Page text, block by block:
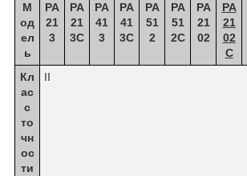
М
од
ел
ь
PA
21
3
PA
21
3C
PA
41
3
PA
41
3C
PA
51
2
PA
51
2C
PA
21
02
PA
21
02
C
Кл
ас
с
то
чн
ос
ти
II